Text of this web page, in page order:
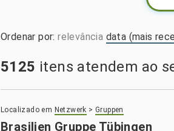
Ordenar por:relevância data (mais
5125 itens atendem ao
Localizado em Netzwerk >Gruppen
Brasilien Gruppe Tübingen